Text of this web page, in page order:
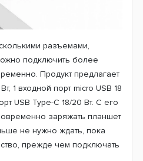
разъемами,
подключить более
Продукт предлагает
1 входной порт micro USB 18
USB Type-C 18/20 Вт. С его
заряжать планшет
не нужно ждать, пока
прежде чем подключать